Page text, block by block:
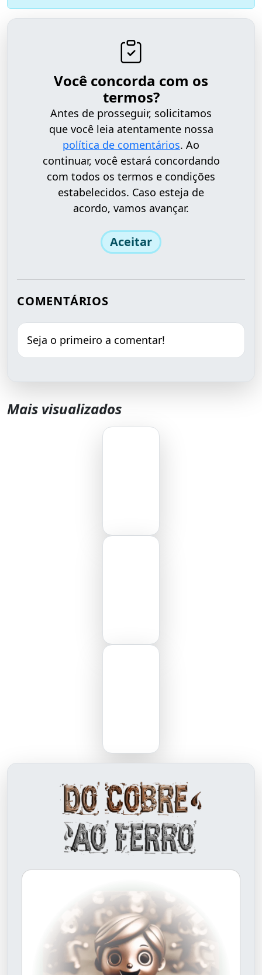
Você concorda com os
termos?
Antes de prosseguir, solicitamos
que você leia atentamente nossa
política de comentários. Ao
continuar, você estará concordando
com todos os termos e condições
estabelecidos. Caso esteja de
acordo, vamos avançar.
Aceitar
COMENTÁRIOS
Seja o primeiro a comentar!
Mais visualizados